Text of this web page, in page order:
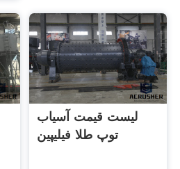
لیست قیمت آسیاب
توپ طلا فیلیپین